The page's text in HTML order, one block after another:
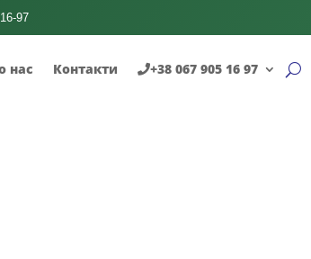
97
нас Контакти +38 067 905 16 97